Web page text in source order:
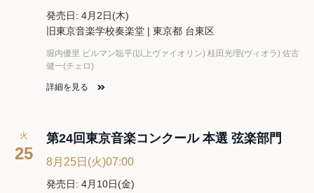
発売日: 4月2日(木)
旧東京音楽学校奏楽堂 | 東京都 台東区
堀内優里 ビルマン聡平(以上ヴァイオリン) 桂田光理(ヴィオラ) 佐古
健一(チェロ)
詳細を見る
火
25
第24回東京音楽コンクール 本選 弦楽部門
8月25日(火)07:00
発売日: 4月10日(金)